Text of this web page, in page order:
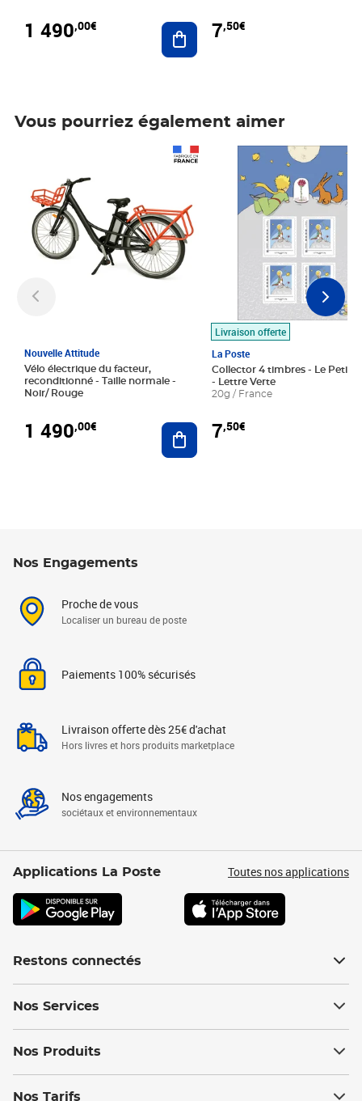
1 490,00€ Ajouter au panier
7,50€
Vous pourriez également aimer
Nouvelle Attitude
Vélo électrique du facteur,
reconditionné - Taille normale -
Noir/ Rouge
1 490,00€ Ajouter au panier
Livraison offerte
La Poste
Collector 4 timbres - Le Petit
- Lettre Verte
20g / France
7,50€
Prix 7,50€
Nos Engagements
Proche de vous
Localiser un bureau de poste
Paiements 100% sécurisés
Livraison offerte dès 25€ d'achat
Hors livres et hors produits marketplace
Nos engagements
sociétaux et environnementaux
Applications La Poste Toutes nos applications
Restons connectés
Nos Services
Nos Produits
Nos Tarifs